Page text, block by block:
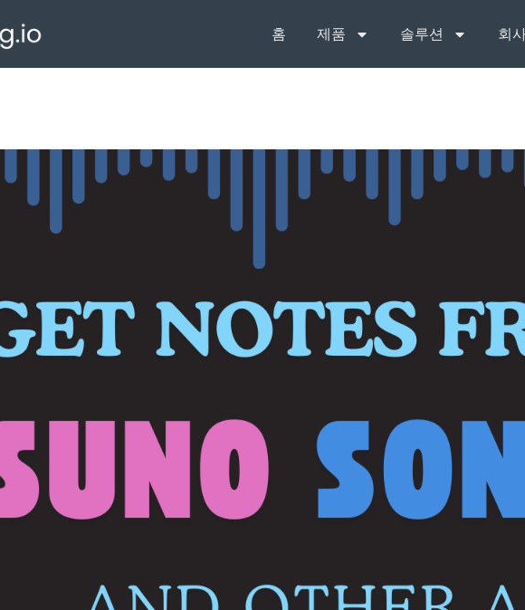
홈 제품 솔루션 회